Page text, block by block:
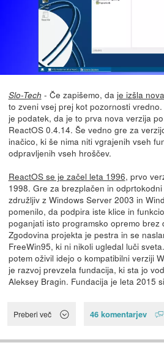
Slo-Tech - Če zapišemo, da je izšla
to zveni vsej prej kot pozornosti
je podatek, da je to prva nova verzija
ReactOS 0.4.14. Še vedno gre za
inačico, ki še nima niti vgrajenih vseh
odpravljenih vseh hroščev.
ReactOS se je začel leta 1996, prvo
1998. Gre za brezplačen in
združljiv z Windows Server 2003 in
pomenilo, da podpira iste klice in
poganjati isto programsko opremo brez
Zgodovina projekta je pestra in se
FreeWin95, ki ni nikoli ugledal luči
potem oživil idejo o kompatibilni verziji
je razvoj prevzela fundacija, ki sta jo
Aleksey Bragin. Fundacija je leta 2015
Preberi več 46 komentarjev